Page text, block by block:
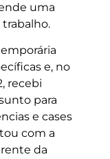
uma
e, no
recebi
para
e cases
com a
da